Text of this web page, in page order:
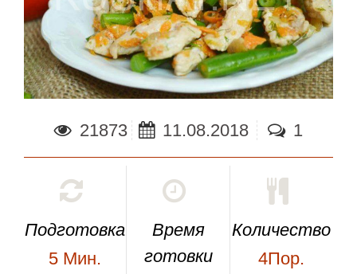
21873 11.08.2018 1
Подготовка
5 Мин.
Время
готовки
Количество
4Пор.